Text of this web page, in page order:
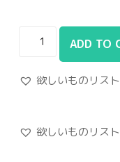
ADD TO
欲しいものリス
欲しいものリス